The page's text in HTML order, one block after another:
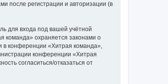
после регистрации и авторизации (в
для входа под вашей учётной
охраняется законами о
конференции «Хитрая команда»,
конференции «Хитрая
согласиться/отказаться от